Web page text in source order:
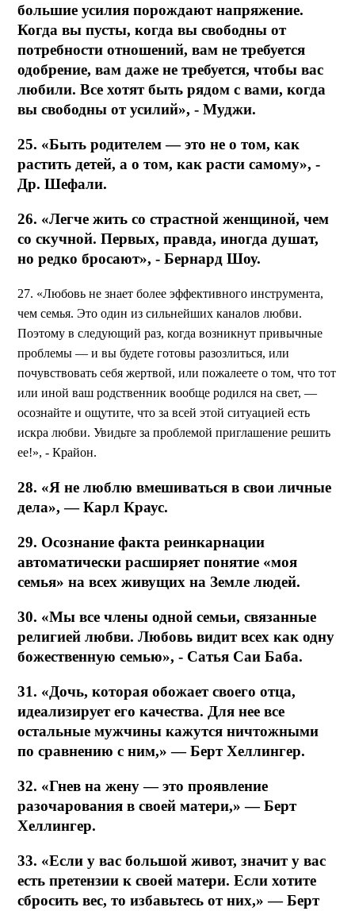
большие усилия порождают напряжение.
Когда вы пусты, когда вы свободны от
потребности отношений, вам не требуется
одобрение, вам даже не требуется, чтобы вас
любили. Все хотят быть рядом с вами, когда
вы свободны от усилий», - Муджи.
25. «Быть родителем — это не о том, как
растить детей, а о том, как расти самому», -
Др. Шефали.
26. «Легче жить со страстной женщиной, чем
со скучной. Первых, правда, иногда душат,
но редко бросают», - Бернард Шоу.
27. «Любовь не знает более эффективного инструмента,
чем семья. Это один из сильнейших каналов любви.
Поэтому в следующий раз, когда возникнут привычные
проблемы — и вы будете готовы разозлиться, или
почувствовать себя жертвой, или пожалеете о том, что тот
или иной ваш родственник вообще родился на свет, —
осознайте и ощутите, что за всей этой ситуацией есть
искра любви. Увидьте за проблемой приглашение решить
ее!», - Крайон.
28. «Я не люблю вмешиваться в свои личные
дела», — Карл Краус.
29. Осознание факта реинкарнации
автоматически расширяет понятие «моя
семья» на всех живущих на Земле людей.
30. «Мы все члены одной семьи, связанные
религией любви. Любовь видит всех как одну
божественную семью», - Сатья Саи Баба.
31. «Дочь, которая обожает своего отца,
идеализирует его качества. Для нее все
остальные мужчины кажутся ничтожными
по сравнению с ним,» — Берт Хеллингер.
32. «Гнев на жену — это проявление
разочарования в своей матери,» — Берт
Хеллингер.
33. «Если у вас большой живот, значит у вас
есть претензии к своей матери. Если хотите
сбросить вес, то избавьтесь от них,» — Берт